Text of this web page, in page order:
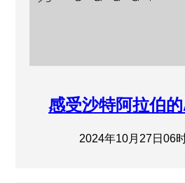
感受沙特阿拉伯
2024年10月27日06